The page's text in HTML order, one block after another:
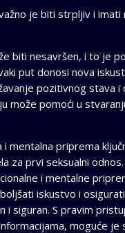
je biti strpljiv i imati
biti nesavršen, i to je
put donosi nova
pozitivnog stava
može pomoći u
i mentalna priprema
za prvi seksualni
i mentalne
iskustvo i
i siguran. S pravim
moguće je